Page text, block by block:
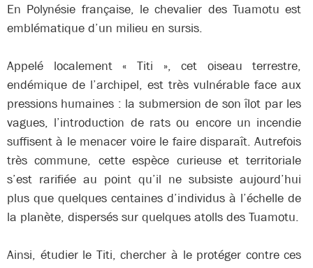
En Polynésie française, le chevalier des Tuamotu est
emblématique d’un milieu en sursis.
Appelé localement « Titi », cet oiseau terrestre,
endémique de l’archipel, est très vulnérable face aux
pressions humaines : la submersion de son îlot par les
vagues, l’introduction de rats ou encore un incendie
suffisent à le menacer voire le faire disparaît. Autrefois
très commune, cette espèce curieuse et territoriale
s’est rarifiée au point qu’il ne subsiste aujourd’hui
plus que quelques centaines d’individus à l’échelle de
la planète, dispersés sur quelques atolls des Tuamotu.
Ainsi, étudier le Titi, chercher à le protéger contre ces